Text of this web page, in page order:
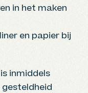
in het maken
en papier bij
inmiddels
gesteldheid